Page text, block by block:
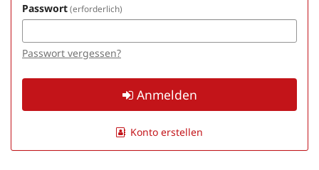
Passwort erforderlich
Passwort vergessen?
Anmelden
Konto erstellen